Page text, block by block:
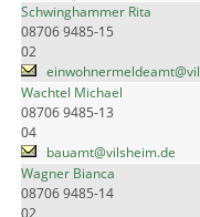
Schwinghammer Rita
08706 9485-15
02
Wachtel Michael
08706 9485-13
04
bauamt@vilsheim.de
Wagner Bianca
08706 9485-14
02